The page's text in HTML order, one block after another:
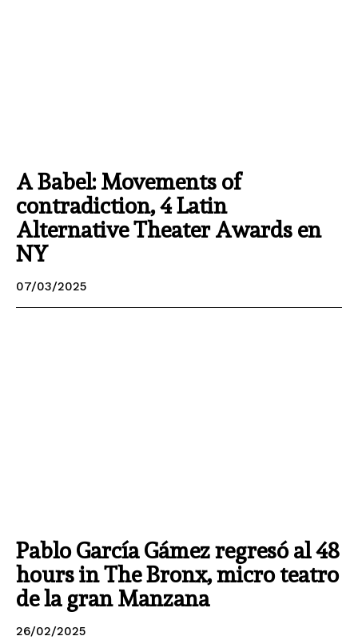
A Babel: Movements of
contradiction, 4 Latin
Alternative Theater Awards en
NY
07/03/2025
Pablo García Gámez regresó al 48
hours in The Bronx, micro teatro
de la gran Manzana
26/02/2025